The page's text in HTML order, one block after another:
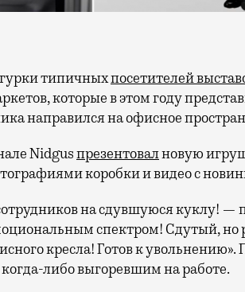
типичныхпосетителей
которые в этом году
направился на офисное
Nidgusпрезентовалновую
коробки и видео с
на сдувшуюся куклу! —
спектром! Сдутый, но
кресла! Готов к увольнению».
либо выгоревшим на работе.